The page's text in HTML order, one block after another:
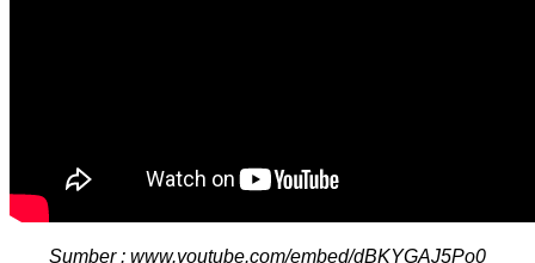
Sumber : www.youtube.com/embed/dBKYGAJ5Po0